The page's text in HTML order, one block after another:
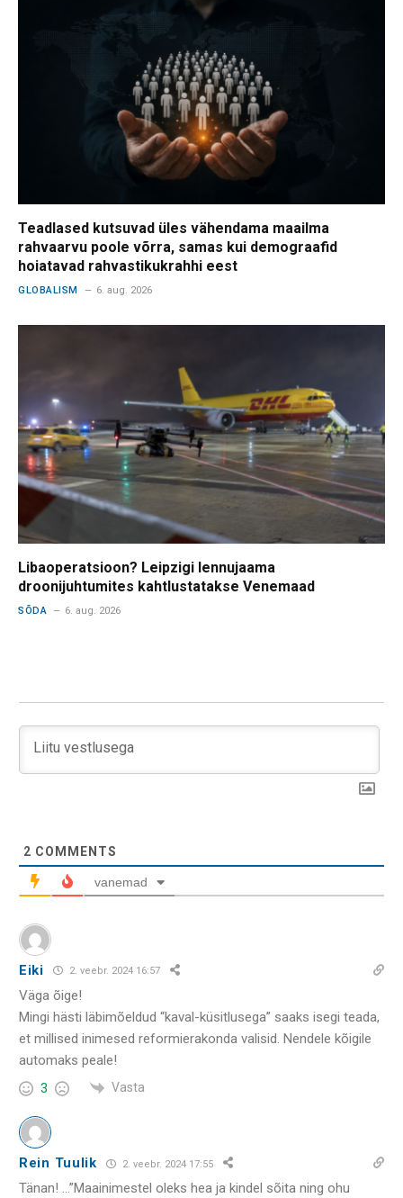
Teadlased kutsuvad üles vähendama maailma
rahvaarvu poole võrra, samas kui demograafid
hoiatavad rahvastikukrahhi eest
GLOBALISM 6. aug. 2026
Libaoperatsioon? Leipzigi lennujaama
droonijuhtumites kahtlustatakse Venemaad
SÕDA 6. aug. 2026
2 COMMENTS
vanemad
Eiki 2. veebr. 2024 16:57
Väga õige!
Mingi hästi läbimõeldud “kaval-küsitlusega” saaks isegi teada,
et millised inimesed reformierakonda valisid. Nendele kõigile
automaks peale!
3 Vasta
Rein Tuulik 2. veebr. 2024 17:55
Tänan! …”Maainimestel oleks hea ja kindel sõita ning ohu